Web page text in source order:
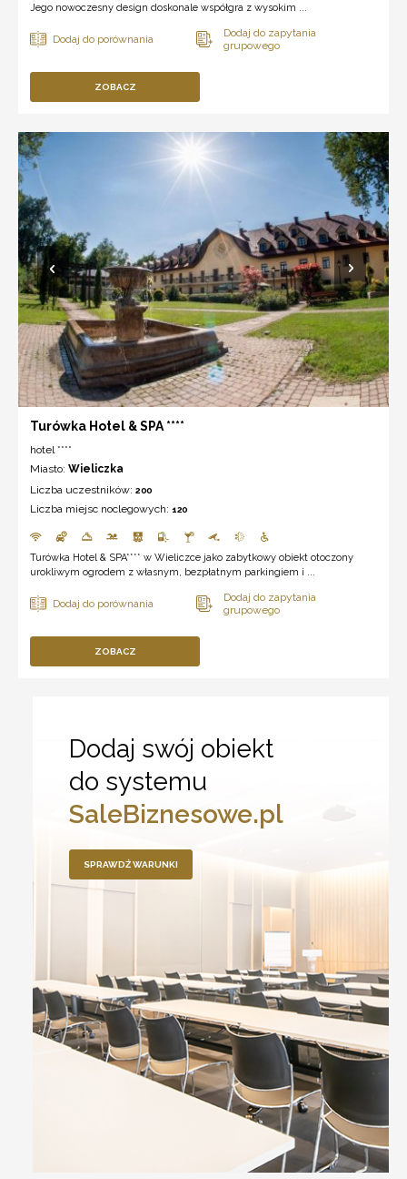
Jego nowoczesny design doskonale współgra z wysokim ...
ZOBACZ
Turówka Hotel & SPA ****
hotel ****
Miasto: Wieliczka
Liczba uczestników: 200
Liczba miejsc noclegowych: 120
Turówka Hotel & SPA**** w Wieliczce jako zabytkowy obiekt otoczony
urokliwym ogrodem z własnym, bezpłatnym parkingiem i ...
ZOBACZ
Dodaj swój obiekt
do systemu
SaleBiznesowe.pl
SPRAWDŹ WARUNKI